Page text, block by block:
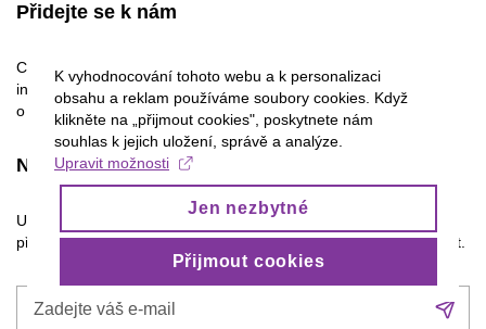
Přidejte se k nám
Chcete se podílet na tvorbě časopisu či se jen dozvědět
informace o nás? Napište na
pravo21@pravo21.cz
. Informace
o publikačním procesu najdete zde
Newsletter
Upozornění na nové články a zajímavosti nejen ze světa práva
přímo do vašeho e-mailu. Odběr novinek můžete kdykoli odhlásit.
K vyhodnocování tohoto webu a k personalizaci
obsahu a reklam používáme soubory cookies. Když
klikněte na „přijmout cookies", poskytnete nám
souhlas k jejich uložení, správě a analýze.
Upravit možnosti
Jen nezbytné
Přijmout cookies